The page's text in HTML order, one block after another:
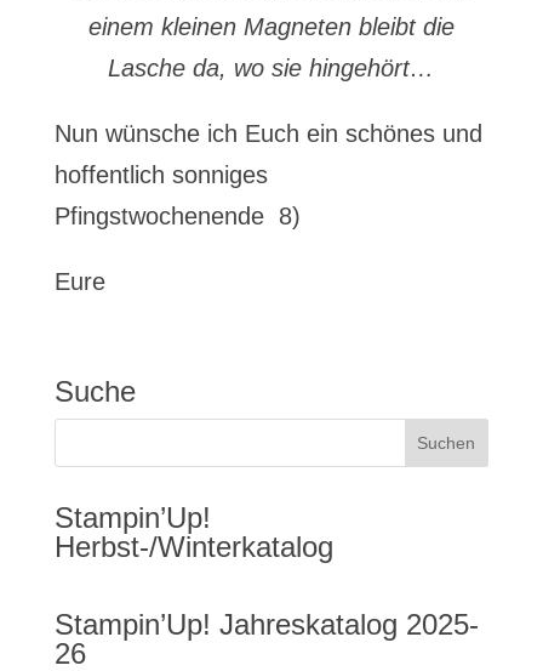
einem kleinen Magneten bleibt die
Lasche da, wo sie hingehört…
Nun wünsche ich Euch ein schönes und
hoffentlich sonniges
Pfingstwochenende 8)
Eure
Suche
Stampin’Up!
Herbst-/Winterkatalog
Stampin’Up! Jahreskatalog 2025-
26